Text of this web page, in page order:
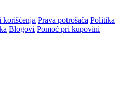
korišćenja Prava potrošača Politika
Blogovi Pomoć pri kupovini